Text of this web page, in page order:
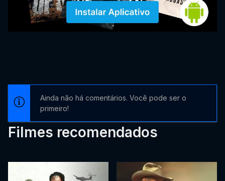
Ainda não há comentários. Você pode ser o
primeiro!
Filmes recomendados